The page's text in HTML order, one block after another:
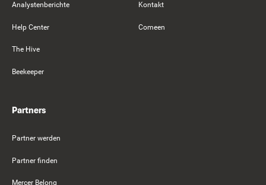
Analystenberichte
Help Center
The Hive
Beekeeper
Kontakt
Comeen
Partners
Partner werden
Partner finden
Mercer Belong